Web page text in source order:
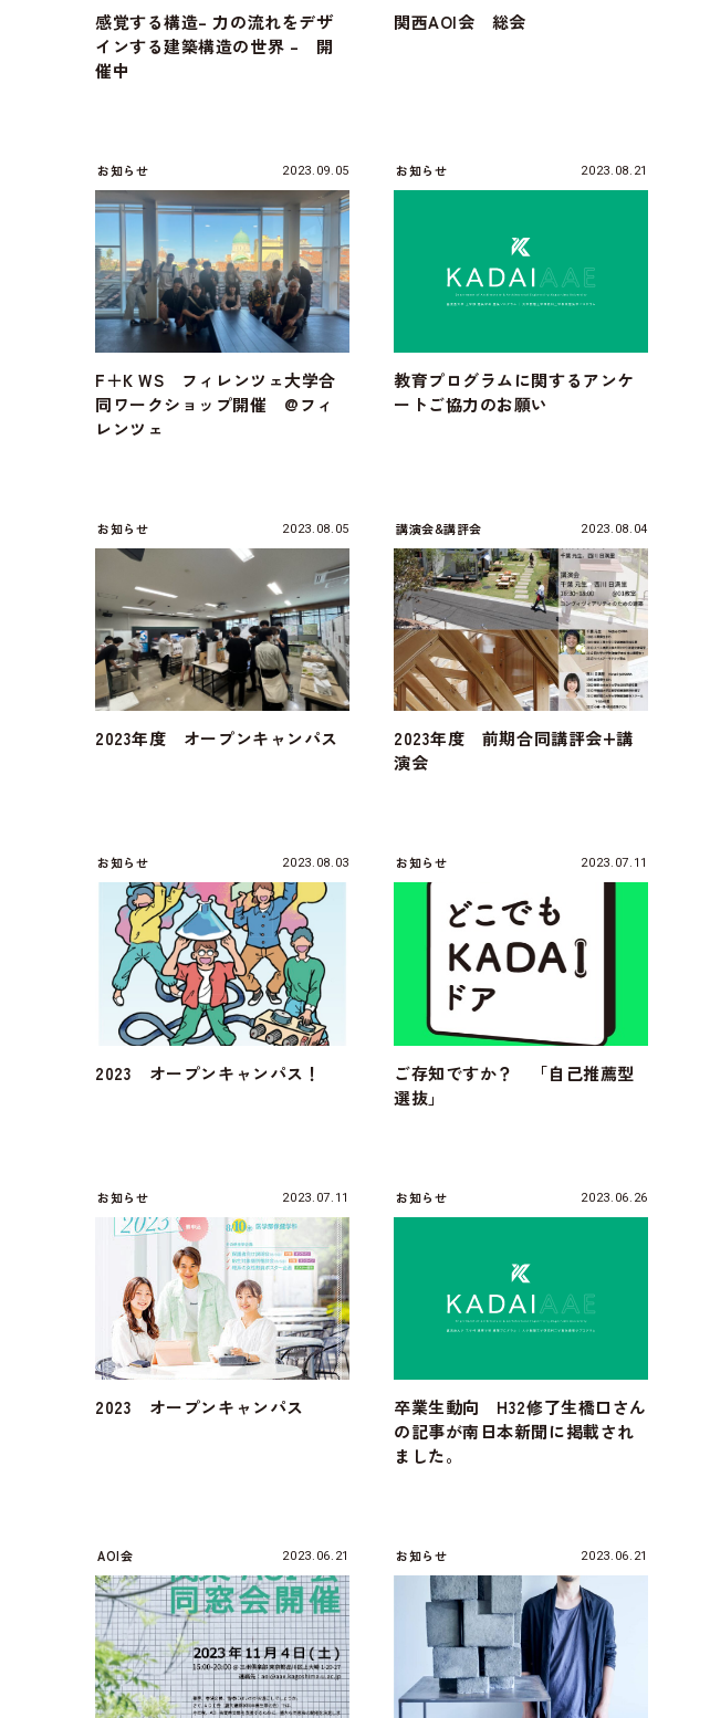
感覚する構造– 力の流れをデザ
インする建築構造の世界 – 開
催中
関西AOI会 総会
お知らせ 2023.09.05
F＋K WS フィレンツェ大学合
同ワークショップ開催 @フィ
レンツェ
お知らせ 2023.08.21
教育プログラムに関するアンケ
ートご協力のお願い
お知らせ 2023.08.05
2023年度 オープンキャンパス
講演会&講評会 2023.08.04
2023年度 前期合同講評会+講
演会
お知らせ 2023.08.03
2023 オープンキャンパス！
お知らせ 2023.07.11
ご存知ですか？ 「自己推薦型
選抜」
お知らせ 2023.07.11
2023 オープンキャンパス
お知らせ 2023.06.26
卒業生動向 H32修了生橋口さん
の記事が南日本新聞に掲載され
ました。
AOI会 2023.06.21 お知らせ 2023.06.21